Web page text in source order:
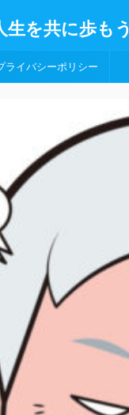
を共に歩もう
ライバシーポリシー